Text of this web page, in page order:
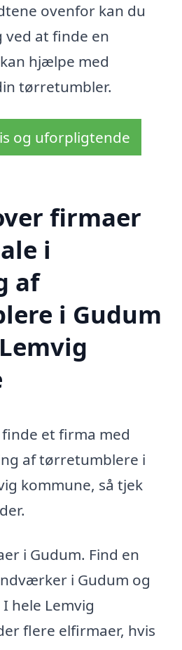
ovenfor kan du
at finde en
hjælpe med
tørretumbler.
og uforpligtende
firmaer
i
af
i Gudum
et firma med
af tørretumblere i
kommune, så tjek
i Gudum. Find en
i Gudum og
hele Lemvig
flere elfirmaer, hvis